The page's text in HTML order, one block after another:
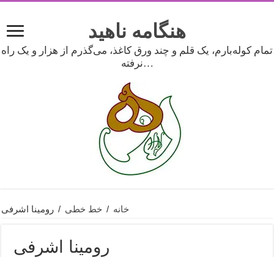
هنگامه ناهید
تمام کوله‌بارم، یک قلم و چند ورق کاغذ، می‌گذرم از هزار و یک راه
نرفته…
خانه / خط خطی / رومینا اشرفی
رومینا اشرفی